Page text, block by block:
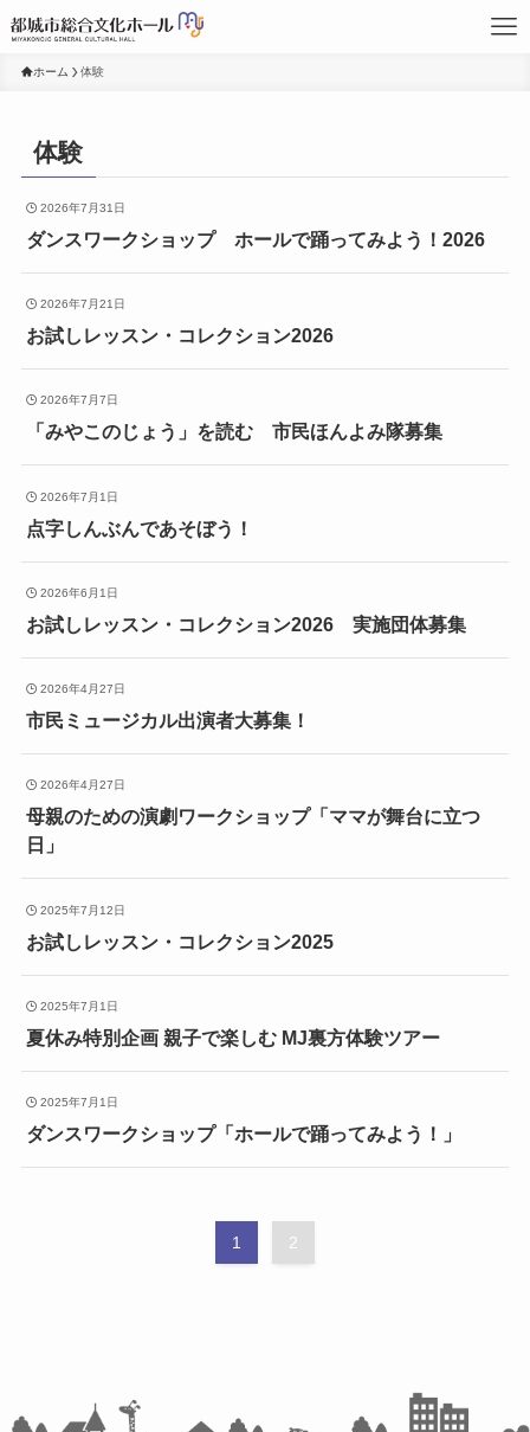
ホーム 体験
体験
2026年7月31日
ダンスワークショップ ホールで踊ってみよう！2026
2026年7月21日
お試しレッスン・コレクション2026
2026年7月7日
「みやこのじょう」を読む 市民ほんよみ隊募集
2026年7月1日
点字しんぶんであそぼう！
2026年6月1日
お試しレッスン・コレクション2026 実施団体募集
2026年4月27日
市民ミュージカル出演者大募集！
2026年4月27日
母親のための演劇ワークショップ「ママが舞台に立つ
日」
2025年7月12日
お試しレッスン・コレクション2025
2025年7月1日
夏休み特別企画 親子で楽しむ MJ裏方体験ツアー
2025年7月1日
ダンスワークショップ「ホールで踊ってみよう！」
1 2